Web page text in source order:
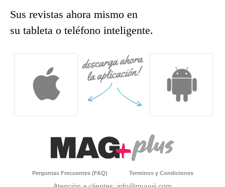
Sus revistas ahora mismo en
su tableta o teléfono inteligente.
Perguntas Frecuentes (FAQ) Terminos y Condiciones